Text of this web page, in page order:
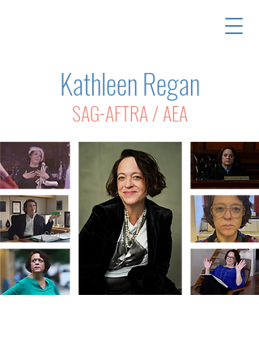
Kathleen Regan
SAG-AFTRA / AEA